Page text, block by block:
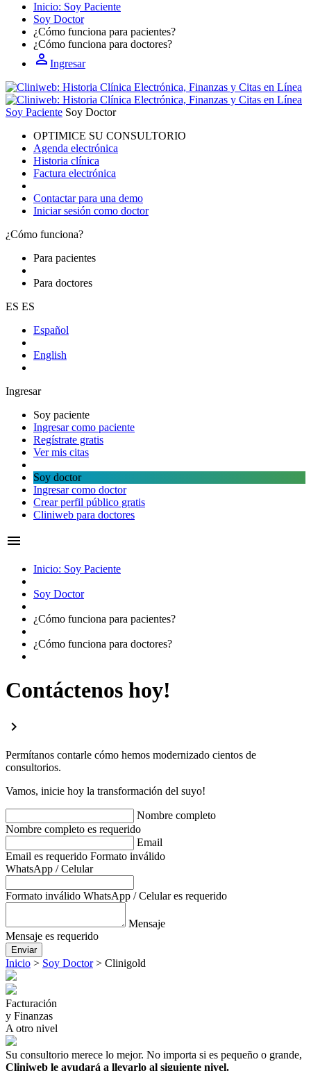
Inicio: Soy Paciente
Soy Doctor
¿Cómo funciona para pacientes?
¿Cómo funciona para doctores?
person_outline Ingresar
Soy Paciente Soy Doctor
OPTIMICE SU CONSULTORIO
Agenda electrónica
Historia clínica
Factura electrónica
Contactar para una demo
Iniciar sesión como doctor
¿Cómo funciona?
Para pacientes
Para doctores
ES ES
Español
English
Ingresar
Soy paciente
Ingresar como paciente
Regístrate gratis
Ver mis citas
Soy doctor
Ingresar como doctor
Crear perfil público gratis
Cliniweb para doctores
menu
Inicio: Soy Paciente
Soy Doctor
¿Cómo funciona para pacientes?
¿Cómo funciona para doctores?
Contáctenos hoy!
chevron_right
Permítanos contarle cómo hemos modernizado cientos de
consultorios.
Vamos, inicie hoy la transformación del suyo!
Nombre completo
Nombre completo es requerido
Email
Email es requerido Formato inválido
WhatsApp / Celular
Formato inválido WhatsApp / Celular es requerido
Mensaje
Mensaje es requerido
Enviar
Inicio > Soy Doctor > Clinigold
Facturación
y Finanzas
A otro nivel
Su consultorio merece lo mejor. No importa si es pequeño o grande,
Cliniweb le ayudará a llevarlo al siguiente nivel.